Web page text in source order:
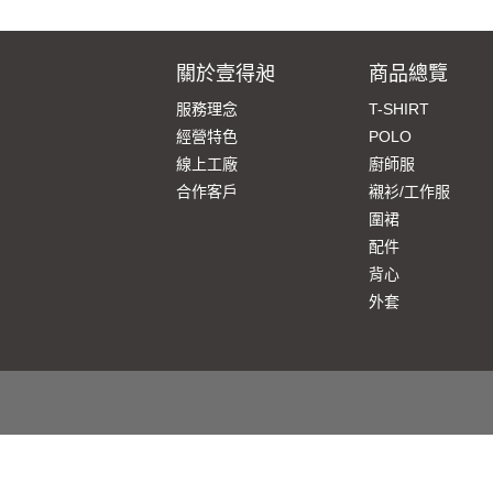
關於壹得昶
服務理念
經營特色
線上工廠
合作客戶
商品總覽
T-SHIRT
POLO
廚師服
襯衫/工作服
圍裙
配件
背心
外套